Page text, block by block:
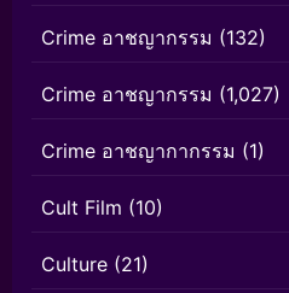
Crime อาชญากรรม (132)
Crime อาชญากรรม (1,027)
Crime อาชญากากรรม (1)
Cult Film (10)
Culture (21)